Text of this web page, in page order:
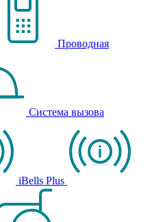
Проводная
Система вызова
iBells Plus